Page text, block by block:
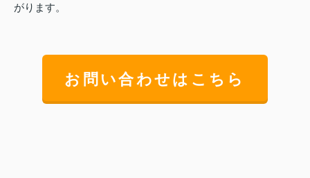
がります。
お問い合わせはこちら